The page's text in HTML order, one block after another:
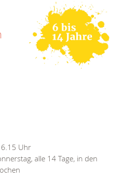
Uhr
alle 14 Tage, in den